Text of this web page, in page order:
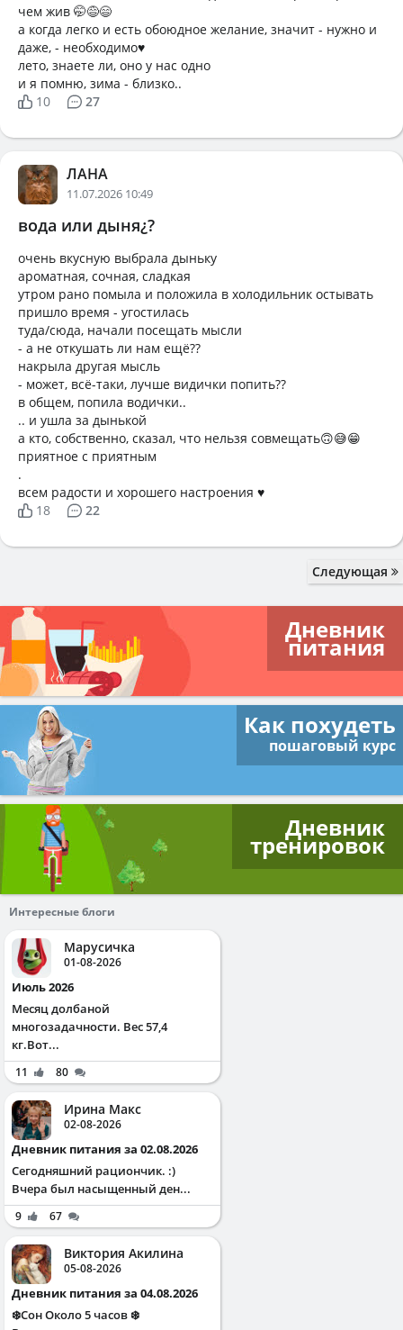
чем жив 🤭😅😄
а когда легко и есть обоюдное желание, значит - нужно и
даже, - необходимо♥️
лето, знаете ли, оно у нас одно
и я помню, зима - близко..
10
27
ЛАНА
11.07.2026 10:49
вода или дыня¿?
очень вкусную выбрала дыньку
ароматная, сочная, сладкая
утром рано помыла и положила в холодильник остывать
пришло время - угостилась
туда/сюда, начали посещать мысли
- а не откушать ли нам ещё??
накрыла другая мысль
- может, всё-таки, лучше видички попить??
в общем, попила водички..
.. и ушла за дынькой
а кто, собственно, сказал, что нельзя совмещать🙃😅😁
приятное с приятным
.
всем радости и хорошего настроения ♥️
18
22
Следующая
Дневник
питания
Как похудеть
пошаговый курс
Дневник
тренировок
Интересные блоги
Марусичка
01-08-2026
Июль 2026
Месяц долбаной
многозадачности. Вес 57,4
кг.Вот...
11 80
Ирина Макс
02-08-2026
Дневник питания за 02.08.2026
Сегодняшний рациончик. :)
Вчера был насыщенный ден...
9 67
Виктория Акилина
05-08-2026
Дневник питания за 04.08.2026
❄️Сон Около 5 часов ❄️